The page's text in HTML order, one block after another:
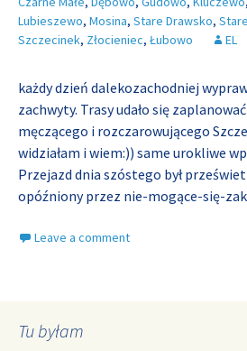
Lubieszewo, Mosina, Stare Drawsko,
Szczecinek, Złocieniec, Łubowo EL
każdy dzień dalekozachodniej
zachwyty. Trasy udało się
męczącego i rozczarowującego
widziałam i wiem:)) same urokliwe
Przejazd dnia szóstego był
opóźniony przez nie-mogące-się-
Leave a comment
Tu byłam